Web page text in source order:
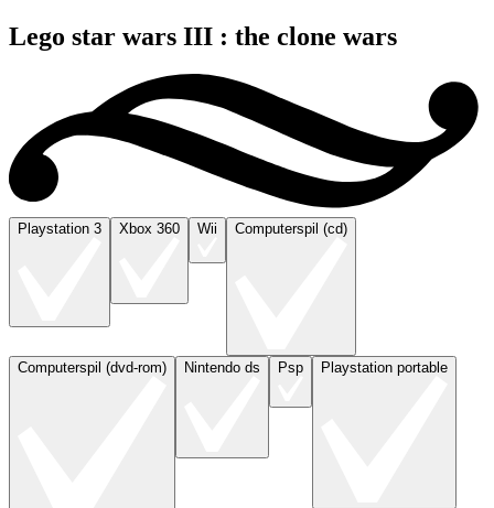
Lego star wars III : the clone wars
Playstation 3 Xbox 360 Wii Computerspil (cd)
Computerspil (dvd-rom) Nintendo ds Psp Playstation portable